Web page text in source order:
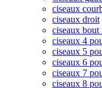
ciseaux
ciseaux droit
ciseaux bout
ciseaux 4
ciseaux 5
ciseaux 6
ciseaux 7
ciseaux 8